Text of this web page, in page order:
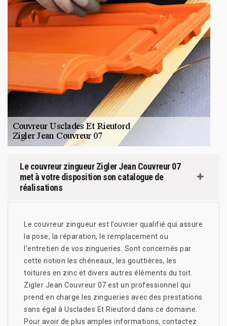
Le couvreur zingueur Zigler Jean Couvreur 07
met à votre disposition son catalogue de
réalisations
Le couvreur zingueur est l’ouvrier qualifié qui assure
la pose, la réparation, le remplacement ou
l’entretien de vos zingueries. Sont concernés par
cette notion les chéneaux, les gouttières, les
toitures en zinc et divers autres éléments du toit.
Zigler Jean Couvreur 07 est un professionnel qui
prend en charge les zingueries avec des prestations
sans égal à Usclades Et Rieutord dans ce domaine.
Pour avoir de plus amples informations, contactez